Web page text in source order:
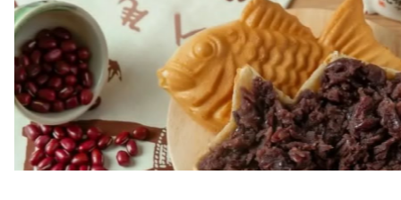
МаккоЛи. Фото: соцсети заведения